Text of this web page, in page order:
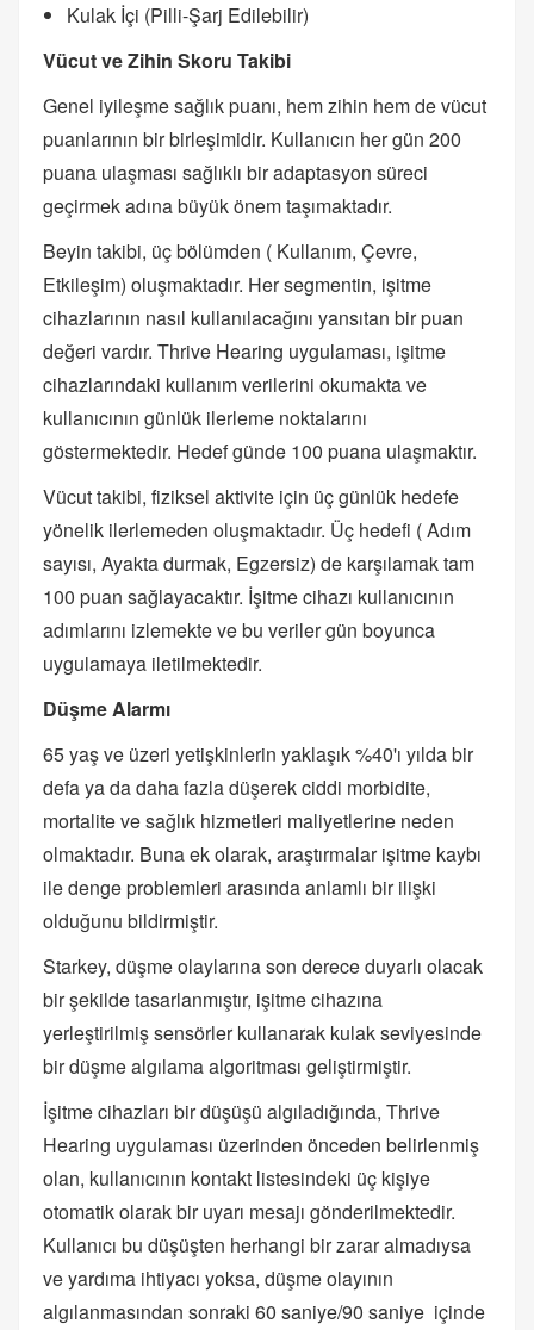
Kulak İçi (Pilli-Şarj Edilebilir)
Vücut ve Zihin Skoru Takibi
Genel iyileşme sağlık puanı, hem zihin hem de vücut
puanlarının bir birleşimidir. Kullanıcın her gün 200
puana ulaşması sağlıklı bir adaptasyon süreci
geçirmek adına büyük önem taşımaktadır.
Beyin takibi, üç bölümden ( Kullanım, Çevre,
Etkileşim) oluşmaktadır. Her segmentin, işitme
cihazlarının nasıl kullanılacağını yansıtan bir puan
değeri vardır. Thrive Hearing uygulaması, işitme
cihazlarındaki kullanım verilerini okumakta ve
kullanıcının günlük ilerleme noktalarını
göstermektedir. Hedef günde 100 puana ulaşmaktır.
Vücut takibi, fiziksel aktivite için üç günlük hedefe
yönelik ilerlemeden oluşmaktadır. Üç hedefi ( Adım
sayısı, Ayakta durmak, Egzersiz) de karşılamak tam
100 puan sağlayacaktır. İşitme cihazı kullanıcının
adımlarını izlemekte ve bu veriler gün boyunca
uygulamaya iletilmektedir.
Düşme Alarmı
65 yaş ve üzeri yetişkinlerin yaklaşık %40'ı yılda bir
defa ya da daha fazla düşerek ciddi morbidite,
mortalite ve sağlık hizmetleri maliyetlerine neden
olmaktadır. Buna ek olarak, araştırmalar işitme kaybı
ile denge problemleri arasında anlamlı bir ilişki
olduğunu bildirmiştir.
Starkey, düşme olaylarına son derece duyarlı olacak
bir şekilde tasarlanmıştır, işitme cihazına
yerleştirilmiş sensörler kullanarak kulak seviyesinde
bir düşme algılama algoritması geliştirmiştir.
İşitme cihazları bir düşüşü algıladığında, Thrive
Hearing uygulaması üzerinden önceden belirlenmiş
olan, kullanıcının kontakt listesindeki üç kişiye
otomatik olarak bir uyarı mesajı gönderilmektedir.
Kullanıcı bu düşüşten herhangi bir zarar almadıysa
ve yardıma ihtiyacı yoksa, düşme olayının
algılanmasından sonraki 60 saniye/90 saniye içinde